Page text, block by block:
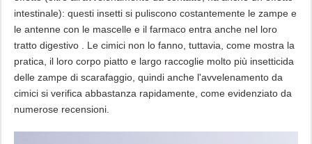
intestinale): questi insetti si puliscono costantemente le zampe e
le antenne con le mascelle e il farmaco entra anche nel loro
tratto digestivo . Le cimici non lo fanno, tuttavia, come mostra la
pratica, il loro corpo piatto e largo raccoglie molto più insetticida
delle zampe di scarafaggio, quindi anche l'avvelenamento da
cimici si verifica abbastanza rapidamente, come evidenziato da
numerose recensioni.